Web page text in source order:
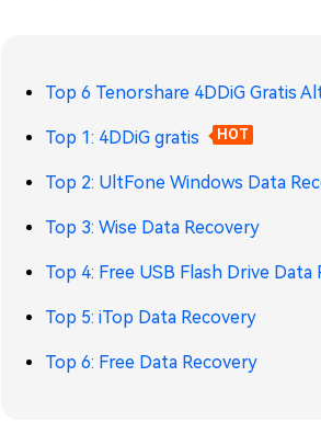
Top 6 Tenorshare 4DDiG Gratis
Top 1: 4DDiG gratis HOT
Top 2: UltFone Windows Data
Top 3: Wise Data Recovery
Top 4: Free USB Flash Drive Data
Top 5: iTop Data Recovery
Top 6: Free Data Recovery